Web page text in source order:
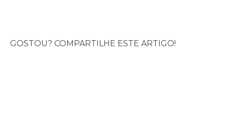
GOSTOU? COMPARTILHE ESTE ARTIGO!